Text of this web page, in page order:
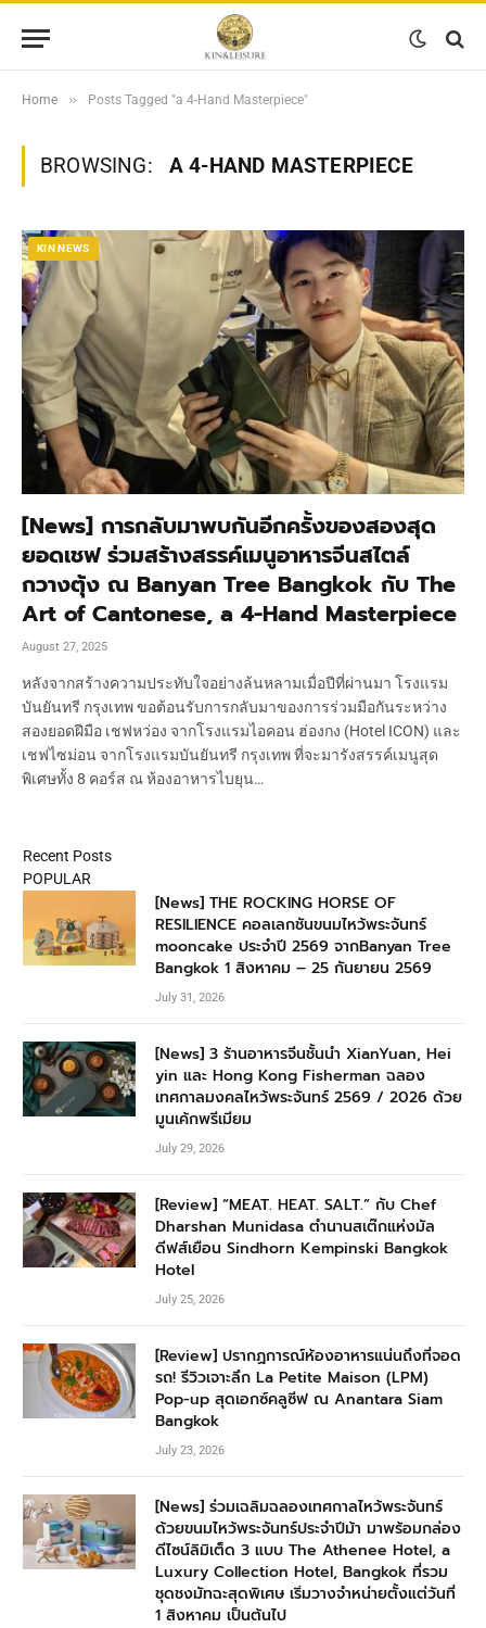
Home » Posts Tagged "a 4-Hand Masterpiece"
BROWSING: A 4-HAND MASTERPIECE
KIN NEWS
[News] การกลับมาพบกันอีกครั้งของสองสุด
ยอดเชฟ ร่วมสร้างสรรค์เมนูอาหารจีนสไตล์
กวางตุ้ง ณ Banyan Tree Bangkok กับ The
Art of Cantonese, a 4-Hand Masterpiece
August 27, 2025
หลังจากสร้างความประทับใจอย่างล้นหลามเมื่อปีที่ผ่านมา โรงแรม
บันยันทรี กรุงเทพ ขอต้อนรับการกลับมาของการร่วมมือกันระหว่าง
สองยอดฝีมือ เชฟหว่อง จากโรงแรมไอคอน ฮ่องกง (Hotel ICON) และ
เชฟไซม่อน จากโรงแรมบันยันทรี กรุงเทพ ที่จะมารังสรรค์เมนูสุด
พิเศษทั้ง 8 คอร์ส ณ ห้องอาหารไบยุน…
Recent Posts
POPULAR
[News] THE ROCKING HORSE OF
RESILIENCE คอลเลกชันขนมไหว้พระจันทร์
mooncake ประจำปี 2569 จากBanyan Tree
Bangkok 1 สิงหาคม – 25 กันยายน 2569
July 31, 2026
[News] 3 ร้านอาหารจีนชั้นนำ XianYuan, Hei
yin และ Hong Kong Fisherman ฉลอง
เทศกาลมงคลไหว้พระจันทร์ 2569 / 2026 ด้วย
มูนเค้กพรีเมียม
July 29, 2026
[Review] “MEAT. HEAT. SALT.” กับ Chef
Dharshan Munidasa ตำนานสเต๊กแห่งมัล
ดีฟส์เยือน Sindhorn Kempinski Bangkok
Hotel
July 25, 2026
[Review] ปรากฏการณ์ห้องอาหารแน่นถึงที่จอด
รถ! รีวิวเจาะลึก La Petite Maison (LPM)
Pop-up สุดเอกซ์คลูซีฟ ณ Anantara Siam
Bangkok
July 23, 2026
[News] ร่วมเฉลิมฉลองเทศกาลไหว้พระจันทร์
ด้วยขนมไหว้พระจันทร์ประจำปีม้า มาพร้อมกล่อง
ดีไซน์ลิมิเต็ด 3 แบบ The Athenee Hotel, a
Luxury Collection Hotel, Bangkok ที่รวม
ชุดชงมัทฉะสุดพิเศษ เริ่มวางจำหน่ายตั้งแต่วันที่
1 สิงหาคม เป็นต้นไป